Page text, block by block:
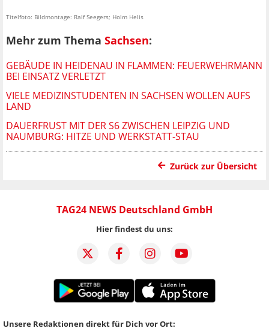
Titelfoto: Bildmontage: Ralf Seegers; Holm Helis
Mehr zum Thema Sachsen:
GEBÄUDE IN HEIDENAU IN FLAMMEN: FEUERWEHRMANN
BEI EINSATZ VERLETZT
VIELE MEDIZINSTUDENTEN IN SACHSEN WOLLEN AUFS
LAND
DAUERFRUST MIT DER S6 ZWISCHEN LEIPZIG UND
NAUMBURG: HITZE UND WERKSTATT-STAU
Zurück zur Übersicht
TAG24 NEWS Deutschland GmbH
Hier findest du uns:
Unsere Redaktionen direkt für Dich vor Ort: